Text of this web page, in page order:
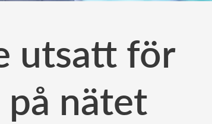
utsatt för
nätet